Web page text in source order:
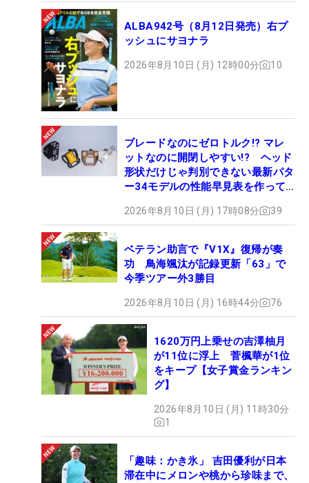
ALBA942号（8月12日発売）右プ
ッシュにサヨナラ
2026年8月10日 (月) 12時00分 10
ブレードなのにゼロトルク!? マレ
ットなのに開閉しやすい!? ヘッド
形状だけじゃ判別できない最新パタ
ー34モデルの性能早見表を作って
2026年8月10日 (月) 17時08分 39
ベテラン助言で『V1X』復帰が奏
功 鳥海颯汰が記録更新「63」で
今季ツアー外3勝目
2026年8月10日 (月) 16時44分 76
1620万円上乗せの吉澤柚月
が11位に浮上 菅楓華が1位
をキープ【女子賞金ランキン
グ】
2026年8月10日 (月) 11時30分
1
「趣味：かき氷」 吉田優利が日本
滞在中にメロンや桃から珍味まで、